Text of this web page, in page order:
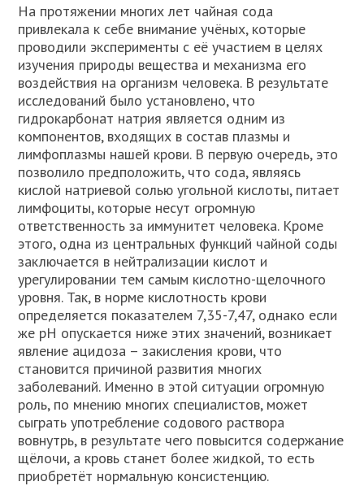
На протяжении многих лет чайная сода
привлекала к себе внимание учёных, которые
проводили эксперименты с её участием в целях
изучения природы вещества и механизма его
воздействия на организм человека. В результате
исследований было установлено, что
гидрокарбонат натрия является одним из
компонентов, входящих в состав плазмы и
лимфоплазмы нашей крови. В первую очередь, это
позволило предположить, что сода, являясь
кислой натриевой солью угольной кислоты, питает
лимфоциты, которые несут огромную
ответственность за иммунитет человека. Кроме
этого, одна из центральных функций чайной соды
заключается в нейтрализации кислот и
урегулировании тем самым кислотно-щелочного
уровня. Так, в норме кислотность крови
определяется показателем 7,35-7,47, однако если
же рН опускается ниже этих значений, возникает
явление ацидоза – закисления крови, что
становится причиной развития многих
заболеваний. Именно в этой ситуации огромную
роль, по мнению многих специалистов, может
сыграть употребление содового раствора
вовнутрь, в результате чего повысится содержание
щёлочи, а кровь станет более жидкой, то есть
приобретёт нормальную консистенцию.